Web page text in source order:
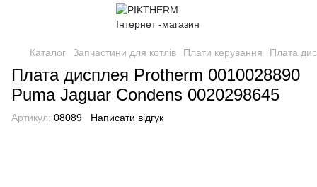
Каталог Запчастини для котлів Плати керування Плата
Плата дисплея Protherm 0010028890
Puma Jaguar Condens 0020298645
Артикул: 08089 Написати відгук